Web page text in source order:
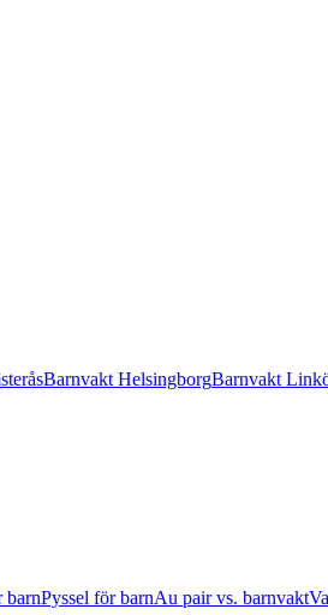
Barnvakt HelsingborgBarnvakt
barnPyssel för barnAu pair vs. barnvakt